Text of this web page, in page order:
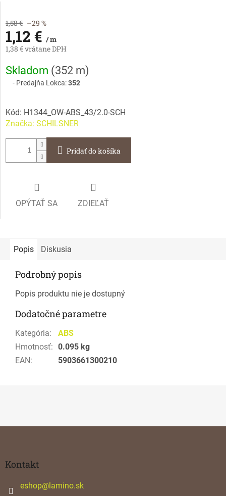
1,58 € –29 %
1,12 € / m
1,38 € vrátane DPH
Jednotková
cena:
Skladom (352 m)
Predajňa Lokca:352
Kód: H1344_OW-ABS_43/2.0-SCH
Značka: SCHILSNER
Pridať do košíka
OPÝTAŤ SA ZDIEĽAŤ
Popis Diskusia
Podrobný popis
Popis produktu nie je dostupný
Dodatočné parametre
Kategória:
ABS
Hmotnosť: 0.095 kg
EAN: 5903661300210
Kontakt
eshop@lamino.sk